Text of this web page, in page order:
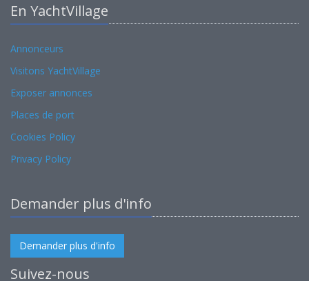
En YachtVillage
Annonceurs
Visitons YachtVillage
Exposer annonces
Places de port
Cookies Policy
Privacy Policy
Demander plus d'info
Demander plus d'info
Suivez-nous